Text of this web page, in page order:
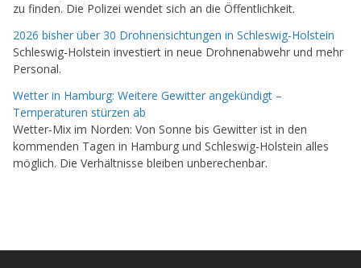
zu finden. Die Polizei wendet sich an die Öffentlichkeit.
2026 bisher über 30 Drohnensichtungen in Schleswig-Holstein
Schleswig-Holstein investiert in neue Drohnenabwehr und mehr
Personal.
Wetter in Hamburg: Weitere Gewitter angekündigt –
Temperaturen stürzen ab
Wetter-Mix im Norden: Von Sonne bis Gewitter ist in den
kommenden Tagen in Hamburg und Schleswig-Holstein alles
möglich. Die Verhältnisse bleiben unberechenbar.